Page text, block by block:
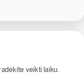
veikti laiku.